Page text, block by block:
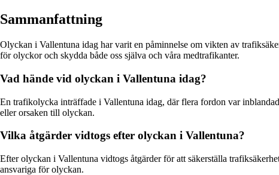
Sammanfattning
Olyckan i Vallentuna idag har varit en påminnelse om vikten av
för olyckor och skydda både oss själva och våra medtrafikanter.
Vad hände vid olyckan i Vallentuna idag?
En trafikolycka inträffade i Vallentuna idag, där flera fordon var
eller orsaken till olyckan.
Vilka åtgärder vidtogs efter olyckan i Vallentuna?
Efter olyckan i Vallentuna vidtogs åtgärder för att säkerställa
ansvariga för olyckan.